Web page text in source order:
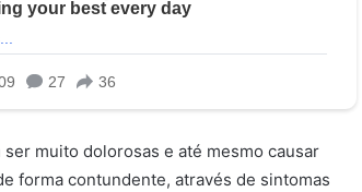
muito dolorosas e até mesmo causar
forma contundente, através de sintomas